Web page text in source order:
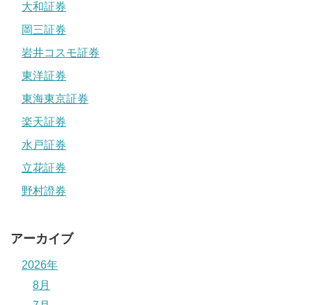
大和証券
岡三証券
岩井コスモ証券
東洋証券
東海東京証券
楽天証券
水戸証券
立花証券
野村證券
アーカイブ
2026年
8月